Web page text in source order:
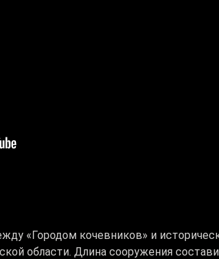
«Городом кочевников» и
области. Длина сооружения